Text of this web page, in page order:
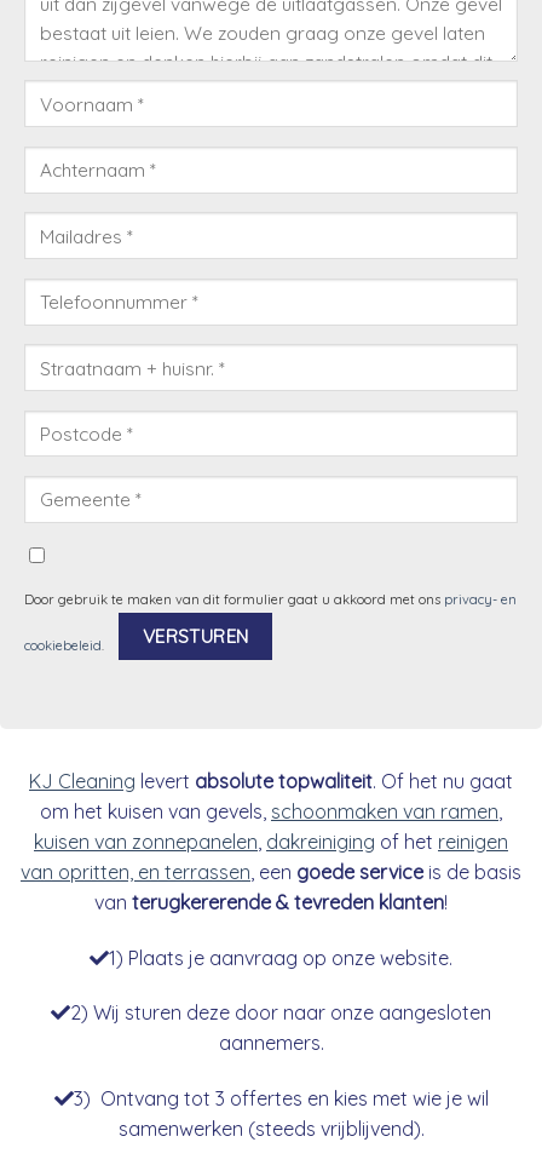
Door gebruik te maken van dit formulier gaat u akkoord met ons privacy- en
cookiebeleid.
KJ Cleaning levert absolute topwaliteit. Of het nu gaat
om het kuisen van gevels, schoonmaken van ramen
kuisen van zonnepanelen dakreiniging of het reinigen
van opritten, en terrassen , een goede serviceis de basis
van terugkererende & tevreden klanten!
1) Plaats je aanvraag op onze website.
2) Wij sturen deze door naar onze aangesloten
aannemers.
3) Ontvang tot 3 offertes en kies met wie je wil
samenwerken (steeds vrijblijvend).